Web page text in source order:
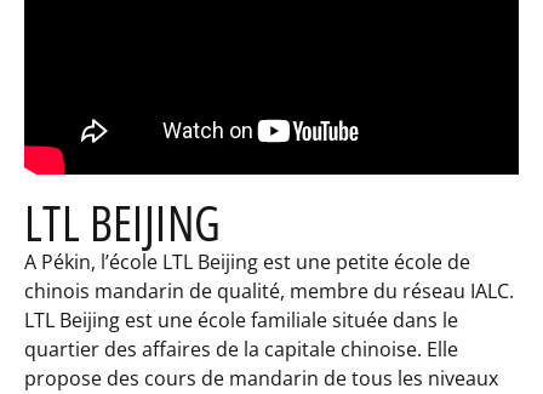
LTL BEIJING
A Pékin, l’école LTL Beijing est une petite école de
chinois mandarin de qualité, membre du réseau IALC.
LTL Beijing est une école familiale située dans le
quartier des affaires de la capitale chinoise. Elle
propose des cours de mandarin de tous les niveaux